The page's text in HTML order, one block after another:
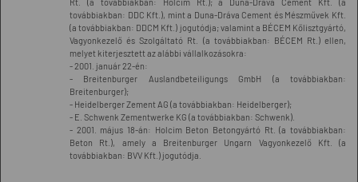
továbbiakban: DDC Kft.), mint a Duna-Dráva Cement és Mészművek Kft.
(a továbbiakban: DDCM Kft.) jogutódja; valamint a BÉCEM Kőlisztgyártó,
Vagyonkezelő és Szolgáltató Rt. (a továbbiakban: BÉCEM Rt.) ellen,
melyet kiterjesztett az alábbi vállalkozásokra:
- 2001. január 22-én:
- Breitenburger Auslandbeteiligungs GmbH (a továbbiakban:
Breitenburger);
- Heidelberger Zement AG (a továbbiakban: Heidelberger);
- E. Schwenk Zementwerke KG (a továbbiakban: Schwenk).
- 2001. május 18-án: Holcim Beton Betongyártó Rt. (a továbbiakban:
Beton Rt.), amely a Breitenburger Ungarn Vagyonkezelő Kft. (a
továbbiakban: BVV Kft.) jogutódja.